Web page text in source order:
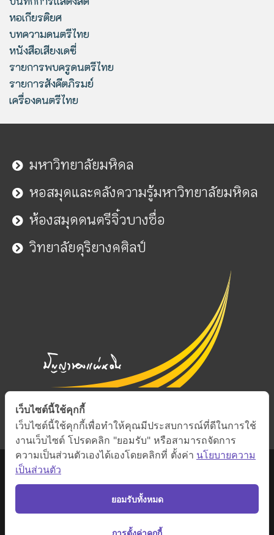
หอเกียรติยศ
บทความดนตรีไทย
หนังสือเสียงเดซี่
รายการพบครูดนตรีไทย
รายการสังคีตภิรมย์
เครื่องดนตรีไทย
มหาวิทยาลัยมหิดล
หอสมุดและคลังความรู้มหาวิทยาลัยมหิดล
ห้องสมุดดนตรีจิ๋วบางซื่อ
วิทยาลัยดุริยางคศิลป์
สงวนสิทธิ์ภายใต้สัญญาอนุญาต Creative Commons
ดูรายละเอียดสัญญา
เว็บไซต์นี้ใช้คุกกี้
เว็บไซต์นี้ใช้คุกกี้เพื่อทำให้คุณมีประสบการณ์ที่ดีในการใช้
งานเว็บไซต์ โปรดคลิก "ยอมรับ" หรือสามารถจัดการ
ความเป็นส่วนตัวเองได้เองโดยคลิกที่ ตั้งค่า นโยบายความ
เป็นส่วนตัว
ยอมรับทั้งหมด
การตั้งค่าคุกกี้